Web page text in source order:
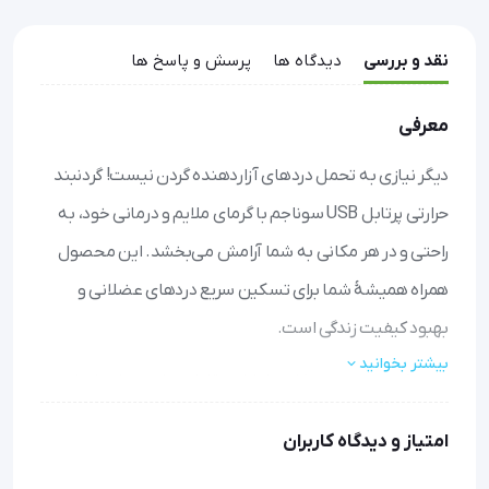
نقد و بررسی دیدگاه ها پرسش و پاسخ ها
معرفی
دیگر نیازی به تحمل دردهای آزاردهنده گردن نیست! گردنبند
حرارتی پرتابل USB سوناجم با گرمای ملایم و درمانی خود، به
راحتی و در هر مکانی به شما آرامش می‌بخشد. این محصول
همراه همیشهٔ شما برای تسکین سریع دردهای عضلانی و
بهبود کیفیت زندگی است.
درمانی آن بهره ببرید.
بیشتر بخوانید
امتیاز و دیدگاه کاربران